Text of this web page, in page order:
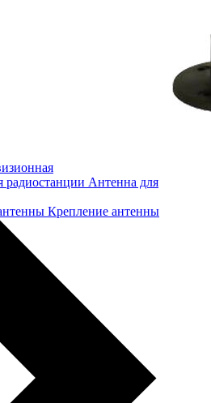
Антенна для
Крепление антенны